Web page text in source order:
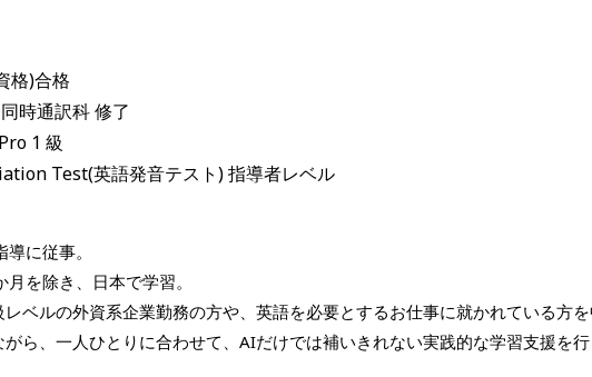
格)合格
時通訳科 修了
1 級
Test(英語発音テスト) 指導者レベル
に従事。
を除き、日本で学習。
レベルの外資系企業勤務の方や、英語を必要とするお仕事に就かれている方を
ら、一人ひとりに合わせて、AIだけでは補いきれない実践的な学習支援を行